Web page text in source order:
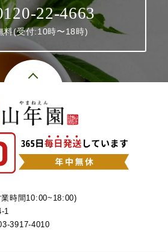
22-4663
料(受付:10時〜18時)
業時間10:00~18:00)
1
3917-4010